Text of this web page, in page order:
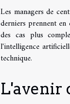
Les managers de
derniers prennent en
des cas plus
l'intelligence
technique.
L'avenir